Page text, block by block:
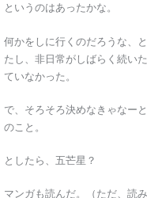
というのはあったかな。
何かをしに行くのだろうな、
たし、非日常がしばらく続い
ていなかった。
で、そろそろ決めなきゃなー
のこと。
としたら、五芒星？
マンガも読んだ。（ただ、読